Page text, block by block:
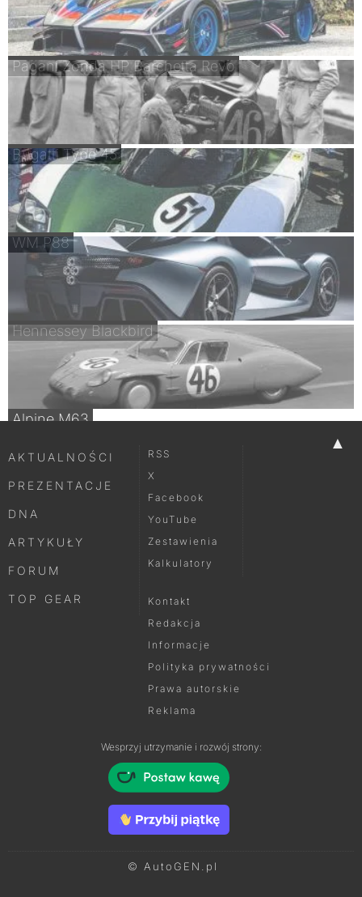
Pagani Zonda HP Barchetta Revo
Bugatti Type 45
WM P88
Hennessey Blackbird
Alpine M63
▲
AKTUALNOŚCI
PREZENTACJE
DNA
ARTYKUŁY
FORUM
TOP GEAR
RSS
X
Facebook
YouTube
Zestawienia
Kalkulatory
Kontakt
Redakcja
Informacje
Polityka prywatności
Prawa autorskie
Reklama
Wesprzyj utrzymanie i rozwój strony:
© AutoGEN.pl